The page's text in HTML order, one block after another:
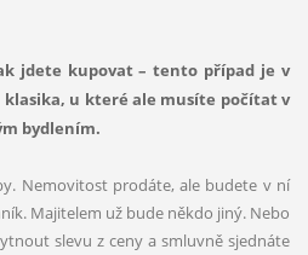
jdete kupovat –tento případ je v
klasika, u které ale musíte počítat v
bydlením.
Nemovitost prodáte, ale budete v ní
Majitelem už bude někdo jiný. Nebo
slevu z ceny a smluvně sjednáte